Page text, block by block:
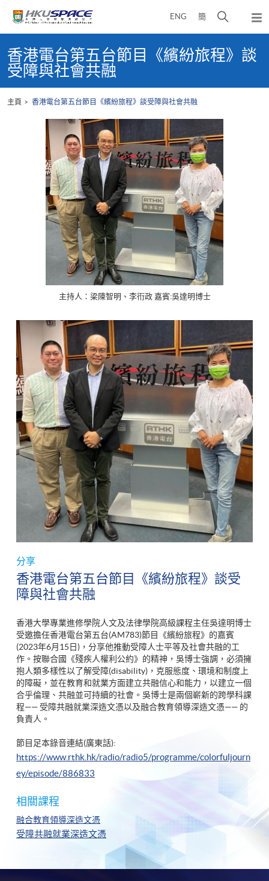
ENG 簡
開
搜
尋
面
彈
出
主
選
content
start香港電台第五台節目《繽紛旅程》談
受障與社會共融
主頁 香港電台第五台節目《繽紛旅程》談受障與社會共融
分享
香港電台第五台節目《繽紛旅程》談受
障與社會共融
香港大學專業進修學院人文及法律學院高級課程主任吳達明博士
受邀擔任香港電台第五台(AM783)節目《繽紛旅程》的嘉賓
(2023年6月15日)，分享他推動受障人士平等及社會共融的工
作。按聯合國《殘疾人權利公約》的精神，吳博士強調，必須擁
抱人類多樣性以了解受障(disability)，克服態度、環境和制度上
的障礙，並在教育和就業方面建立共融信心和能力，以建立一個
合乎倫理、共融並可持續的社會。吳博士是兩個嶄新的跨學科課
程—— 受障共融就業深造文憑以及融合教育領導深造文憑—— 的
負責人。
節目足本錄音連結(廣東話):
https://www.rthk.hk/radio/radio5/programme/colorfuljourn
ey/episode/886833
相關課程
融合教育領導深造文憑
受障共融就業深造文憑
主持人：梁陳智明、李衎政 嘉賓:吳達明博士